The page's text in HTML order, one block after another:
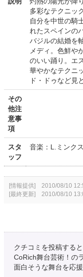
多彩なテクニッ
自分を中世の騎
れたスペインの
バジルの結婚を
メディ。色鮮や
のいい踊り。エ
華やかなテクニ
ド・ドゥなど見
その
他注
意事
項
スタ
ッフ
音楽：L.ミンク
[情報提供] 2010/08/10
[最終更新] 2010/08/10
クチコミを投稿すると
CoRich舞台芸術！の
面白そうな舞台を応